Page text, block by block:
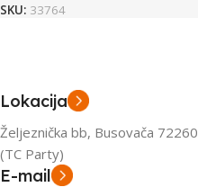
SKU: 33764
Lokacija
Željeznička bb, Busovača 72260
(TC Party)
E-mail